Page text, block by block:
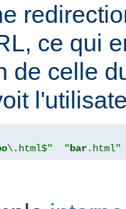
ce qui
de celle
\.html$" "bar.html"